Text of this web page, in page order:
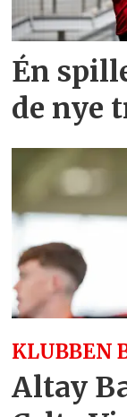
Én
de nye
KLUBBEN
Altay